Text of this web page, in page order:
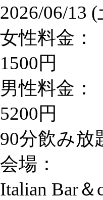
2026/06/13 (
女性料金：
1500円
男性料金：
5200円
90分飲み放
会場：
Italian Bar